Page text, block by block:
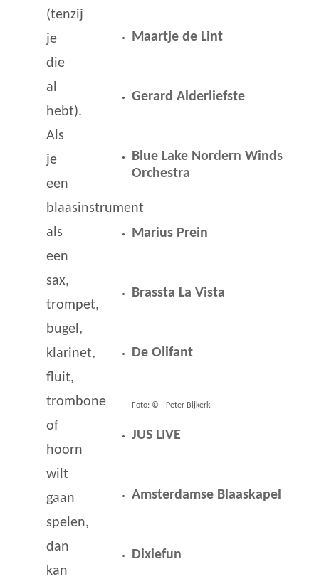
(tenzij
je
die
al
hebt).
Als
je
een
blaasinstrument
als
een
sax,
trompet,
bugel,
klarinet,
fluit,
trombone
of
hoorn
wilt
gaan
spelen,
dan
kan
Maartje de Lint
Gerard Alderliefste
Blue Lake Nordern Winds
Orchestra
Marius Prein
Brassta La Vista
De Olifant
Foto: © - Peter Bijkerk
JUS LIVE
Amsterdamse Blaaskapel
Dixiefun